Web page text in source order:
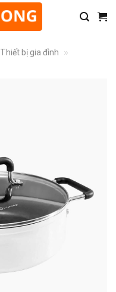
Thiết bị gia đình »